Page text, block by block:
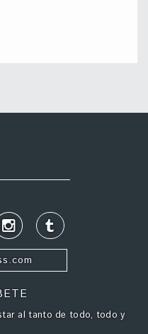
al tanto de todo, todo y